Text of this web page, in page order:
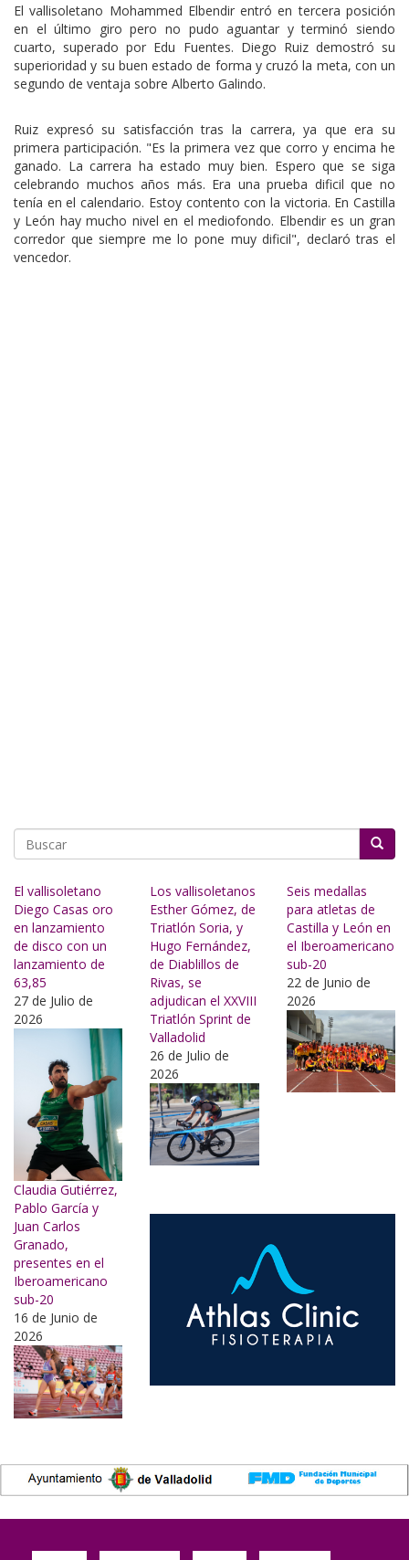
El vallisoletano Mohammed Elbendir entró en tercera posición
en el último giro pero no pudo aguantar y terminó siendo
cuarto, superado por Edu Fuentes. Diego Ruiz demostró su
superioridad y su buen estado de forma y cruzó la meta, con un
segundo de ventaja sobre Alberto Galindo.
Ruiz expresó su satisfacción tras la carrera, ya que era su
primera participación. "Es la primera vez que corro y encima he
ganado. La carrera ha estado muy bien. Espero que se siga
celebrando muchos años más. Era una prueba dificil que no
tenía en el calendario. Estoy contento con la victoria. En Castilla
y León hay mucho nivel en el mediofondo. Elbendir es un gran
corredor que siempre me lo pone muy dificil", declaró tras el
vencedor.
El vallisoletano
Diego Casas oro
en lanzamiento
de disco con un
lanzamiento de
63,85
27 de Julio de
2026
Los vallisoletanos
Esther Gómez, de
Triatlón Soria, y
Hugo Fernández,
de Diablillos de
Rivas, se
adjudican el XXVIII
Triatlón Sprint de
Valladolid
26 de Julio de
2026
Seis medallas
para atletas de
Castilla y León en
el Iberoamericano
sub-20
22 de Junio de
2026
Claudia Gutiérrez,
Pablo García y
Juan Carlos
Granado,
presentes en el
Iberoamericano
sub-20
16 de Junio de
2026